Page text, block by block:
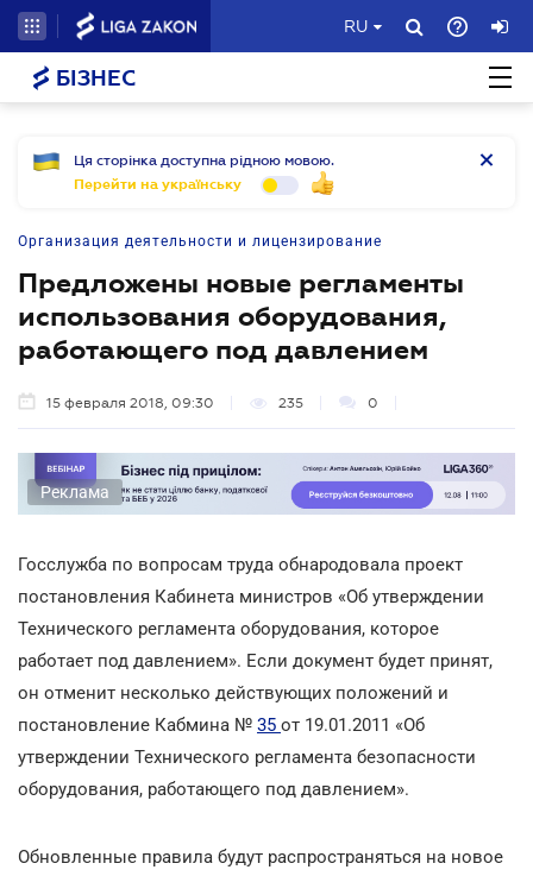
RU
БІЗНЕС
Ця сторінка доступна рідною мовою.
Перейти на українську
Организация деятельности и лицензирование
Предложены новые регламенты
использования оборудования,
работающего под давлением
15 февраля 2018, 09:30 235 0
Реклама
Госслужба по вопросам труда обнародовала проект
постановления Кабинета министров «Об утверждении
Технического регламента оборудования, которое
работает под давлением». Если документ будет принят,
он отменит несколько действующих положений и
постановление Кабмина № 35 от 19.01.2011 «Об
утверждении Технического регламента безопасности
оборудования, работающего под давлением».
Обновленные правила будут распространяться на новое